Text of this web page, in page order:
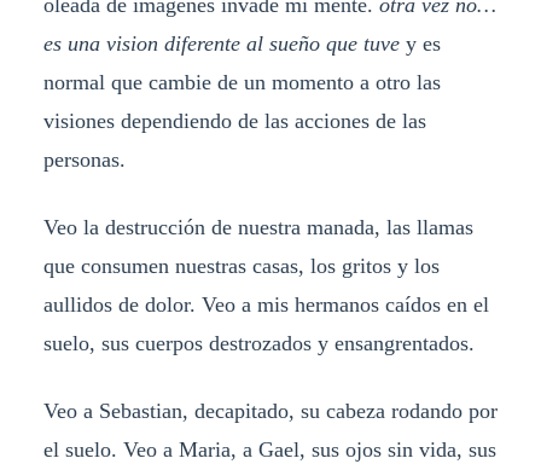
es una vision diferente al sueño que tuve y es
normal que cambie de un momento a otro las
visiones dependiendo de las acciones de las
personas.
Veo la destrucción de nuestra manada, las llamas
que consumen nuestras casas, los gritos y los
aullidos de dolor. Veo a mis hermanos caídos en el
suelo, sus cuerpos destrozados y ensangrentados.
Veo a Sebastian, decapitado, su cabeza rodando por
el suelo. Veo a Maria, a Gael, sus ojos sin vida, sus